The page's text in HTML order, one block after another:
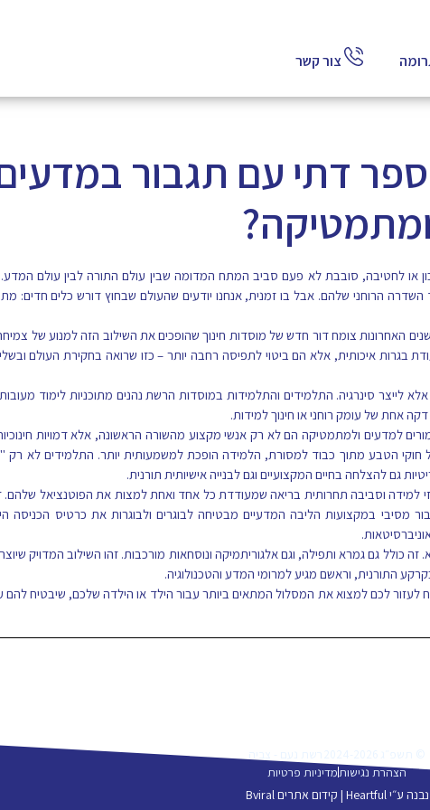
צור קשר
ספר דתי עם תגבור
ומתמטיקה?
או לחטיבה, סובבת לא פעם סביב המתח המדומה שבין עולם התורה לבין עולם
הרוחני שלהם. אבל בו זמנית, אנחנו יודעים שהעולם שבחוץ דורש כלים חדים:
האחרונות צומח דור חדש של מוסדות חינוך שהופכים את השילוב הזה למנוע של
בגרות איכותית, אלא הם ביטוי לתפיסה רחבה יותר – כזו שרואה בחקירת העולם
לייצר סינרגיה. התלמידים והתלמידות במוסדות הרשת נהנים מתוכניות לימוד
למדעים ולמתמטיקה הם לא רק אנשי מקצוע מהשורה הראשונה, אלא דמויות
הטבע מתוך כבוד למסורת, הלמידה הופכת למשמעותית יותר. התלמידים לא רק
גם להצלחה בחיים המקצועיים וגם לבנייה אישיותית תורנית.
למידה וסביבה תחרותית בריאה שמעודדת כל אחד ואחת למצות את הפוטנציאל שלהם.
במקצועות הליבה המדעיים מבטיחה לבוגרים ולבוגרות את כרטיס הכניסה
כולל גם גמרא ותפילה, וגם אלגוריתמיקה ונוסחאות מורכבות. זהו השילוב המדויק
התורנית, וראשם מגיע למרומי המדע והטכנולוגיה.
לעזור לכם למצוא את המסלול המתאים ביותר עבור הילד או הילדה שלכם, שיבטיח להם
הצהרת נגישותמדיניות פרטיות
נבנה ע״י Heartful |
קידום אתרים Bviral